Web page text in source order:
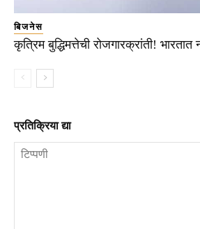
बिजनेस
कृत्रिम बुद्धिमत्तेची रोजगारक्रांती! भारतात
प्रतिक्रिया द्या